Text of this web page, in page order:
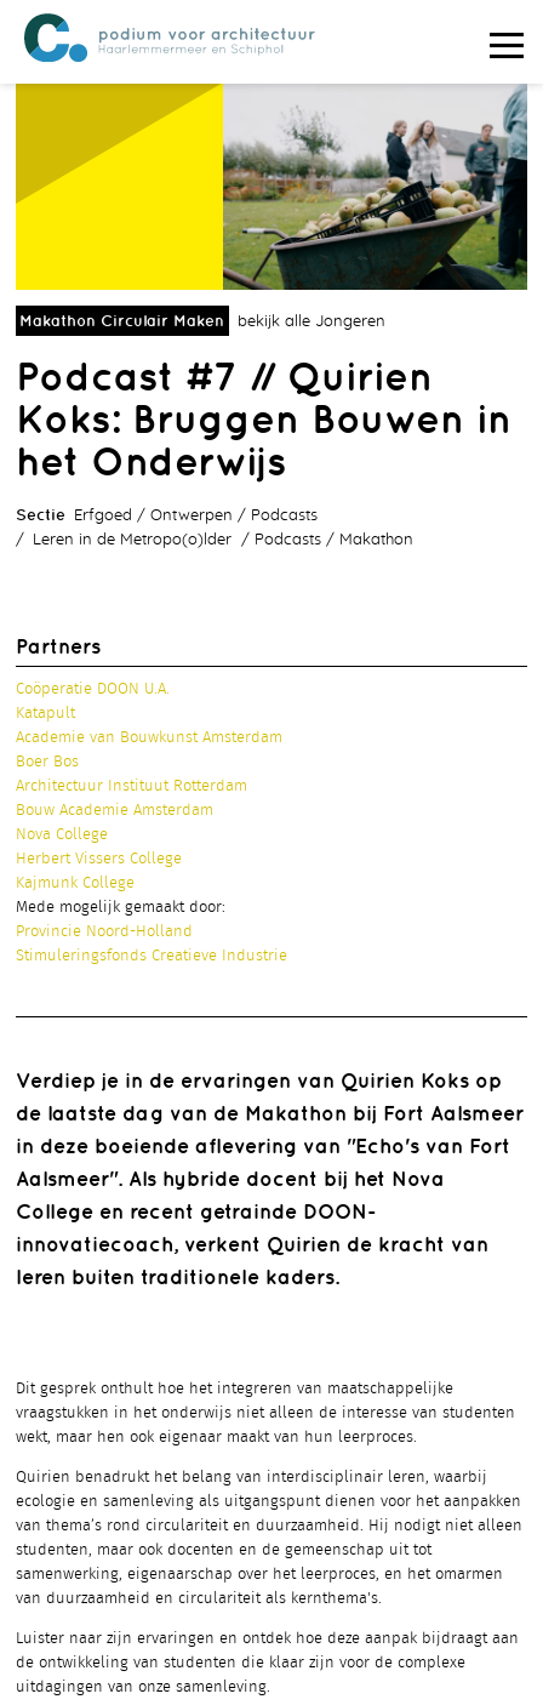
Makathon Circulair Maken bekijk alle Jongeren
Podcast #7 // Quirien
Koks: Bruggen Bouwen in
het Onderwijs
Sectie Erfgoed Ontwerpen
Podcasts
Leren in de Metropo(o)lder
Podcasts Makathon
Partners
Coöperatie DOON U.A.
Katapult
Academie van Bouwkunst Amsterdam
Boer Bos
Architectuur Instituut Rotterdam
Bouw Academie Amsterdam
Nova College
Herbert Vissers College
Kajmunk College
Mede mogelijk gemaakt door:
Provincie Noord-Holland
Stimuleringsfonds Creatieve Industrie
Verdiep je in de ervaringen van Quirien Koks op
de laatste dag van de Makathon bij Fort Aalsmeer
in deze boeiende aflevering van "Echo's van Fort
Aalsmeer". Als hybride docent bij het Nova
College en recent getrainde DOON-
innovatiecoach, verkent Quirien de kracht van
leren buiten traditionele kaders.
Dit gesprek onthult hoe het integreren van maatschappelijke
vraagstukken in het onderwijs niet alleen de interesse van studenten
wekt, maar hen ook eigenaar maakt van hun leerproces.
Quirien benadrukt het belang van interdisciplinair leren, waarbij
ecologie en samenleving als uitgangspunt dienen voor het aanpakken
van thema’s rond circulariteit en duurzaamheid. Hij nodigt niet alleen
studenten, maar ook docenten en de gemeenschap uit tot
samenwerking, eigenaarschap over het leerproces, en het omarmen
van duurzaamheid en circulariteit als kernthema's.
Luister naar zijn ervaringen en ontdek hoe deze aanpak bijdraagt aan
de ontwikkeling van studenten die klaar zijn voor de complexe
uitdagingen van onze samenleving.